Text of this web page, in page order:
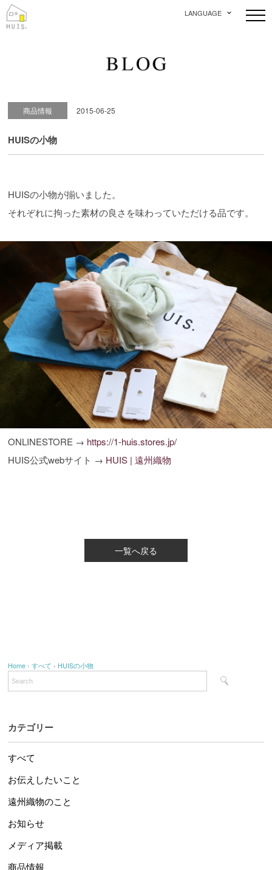
LANGUAGE
商品情報 2015-06-25
HUISの小物
HUISの小物が揃いました。
それぞれに拘った素材の良さを味わっていただける品です。
ONLINESTORE → https://1-huis.stores.jp/
HUIS公式webサイト → HUIS | 遠州織物
一覧へ戻る
Home ›すべて › HUISの小物
カテゴリー
すべて
お伝えしたいこと
遠州織物のこと
お知らせ
メディア掲載
商品情報